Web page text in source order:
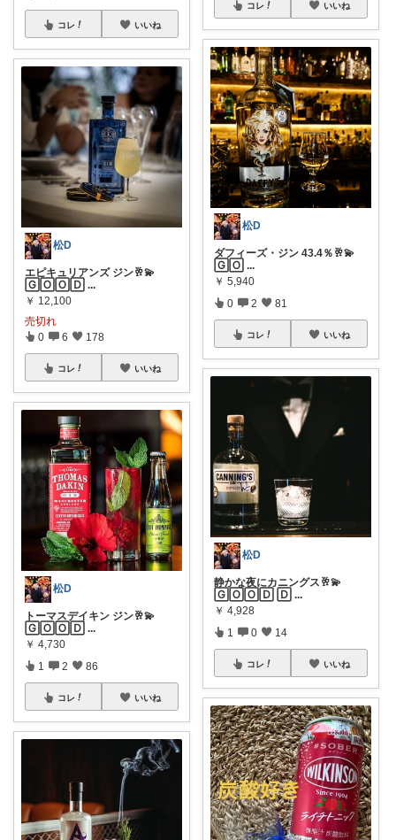
コレ いいね
松D
エピキュリアンズ ジン🥂💫
🄶🄾🄾🄳 ...
￥ 12,100
売切れ
0 6 178
コレ いいね
松D
トーマスデイキン ジン🥂💫
🄶🄾🄾🄳 ...
￥ 4,730
1 2 86
コレ いいね
コレ いいね
松D
ダフィーズ・ジン 43.4％🥂💫
🄶🄾 ...
￥ 5,940
0 2 81
コレ いいね
松D
静かな夜にカニングス🥂💫
🄶🄾🄾🄳 🄳 ...
￥ 4,928
1 0 14
コレ いいね